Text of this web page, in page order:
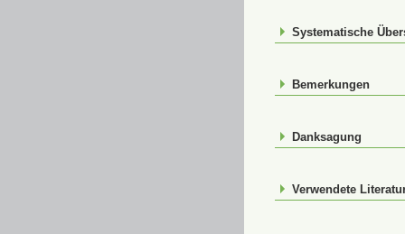
Systematische
Bemerkungen
Danksagung
Verwendete